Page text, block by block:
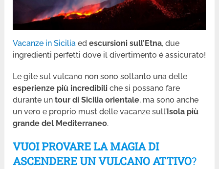
Vacanze in Sicilia edescursioni sull’Etna, due
ingredienti perfetti dove il divertimento è assicurato!
Le gite sul vulcano non sono soltanto una delle
esperienze più incredibili che si possano fare
durante untour di Sicilia orientale, ma sono anche
un vero e proprio must delle vacanze sull’ Isola più
grande del Mediterraneo.
VUOI PROVARE LA MAGIA DI
ASCENDERE UN VULCANO ATTIVO?